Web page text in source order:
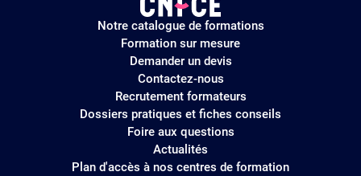
Logo
site
Notre catalogue de formations
Formation sur mesure
Demander un devis
Contactez-nous
Recrutement formateurs
Dossiers pratiques et fiches conseils
Foire aux questions
Actualités
Plan d'accès à nos centres de formation